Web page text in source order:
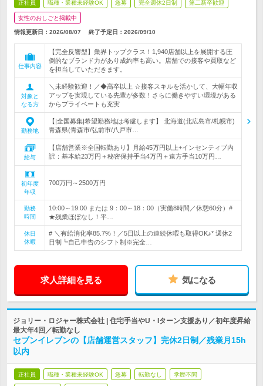
正社員 職種・業種未経験OK 急募 完全週休2日制 第二新卒歓迎
女性のおしごと掲載中
情報更新日：2026/08/07 終了予定日： 2026/09/10
仕事内容
【完全反響型】業界トップクラス！1,940店舗以上を展開する圧
倒的なブランド力があり成約率も高い。店舗での接客や買取など
を担当していただきます。
対象と
なる方
＼未経験歓迎！／◆高卒以上 ☆接客スキルを活かして、大幅年収
アップを実現している先輩が多数！さらに働きやすい環境がある
からプライベートも充実
勤務地
【|全国募集|希望勤務地は考慮します】 北海道(北広島市/札幌市)
青森県(青森市/弘前市/八戸市…
給与
【店舗営業※全国転勤あり】月給45万円以上+インセンティブ内
訳：基本給23万円＋秘密保持手当4万円＋遠方手当10万円…
初年度
年収
700万円～2500万円
勤務
時間
10:00～19:00 または 9：00～18：00（実働8時間／休憩60分）#
★残業ほぼなし！平…
休日
休暇
# ＼有給消化率85.7%！／5日以上の連続休暇も取得OK♪* 週休2
日制┗自己申告のシフト制※完全…
求人詳細を見る 気になる
ジョリー・ロジャー株式会社 | 住宅手当やU・Iターン支援あり／初年度昇給
最大年4回／転勤なし
セブンイレブンの【店舗運営スタッフ】完休2日制／残業月15h
以内
正社員 職種・業種未経験OK 急募 転勤なし 学歴不問